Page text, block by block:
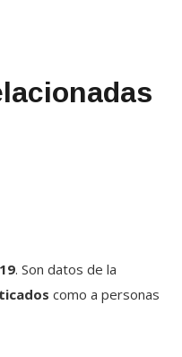
. Son datos de la
como a personas